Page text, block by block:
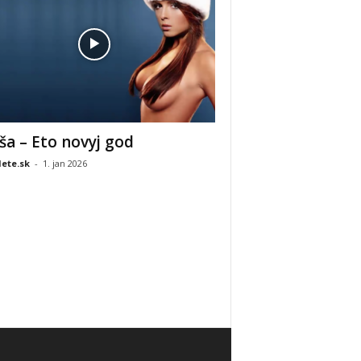
– Eto novyj god
- 1. jan 2026